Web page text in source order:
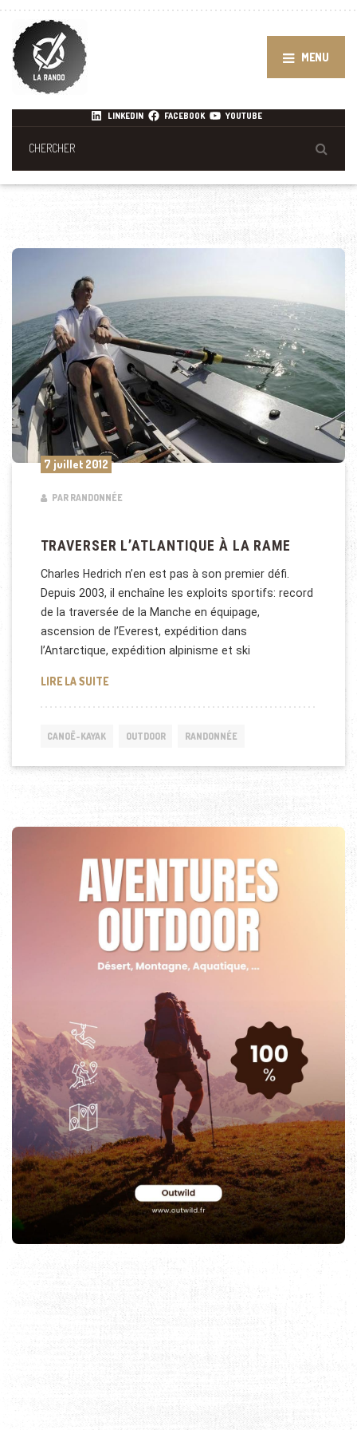
MENU
LINKEDIN FACEBOOK YOUTUBE
7 juillet 2012
PAR RANDONNÉE
TRAVERSER L’ATLANTIQUE À LA RAME
Charles Hedrich n’en est pas à son premier défi.
Depuis 2003, il enchaîne les exploits sportifs: record
de la traversée de la Manche en équipage,
ascension de l’Everest, expédition dans
l’Antarctique, expédition alpinisme et ski
LIRE LA SUITETRAVERSER L’ATLANTIQUE À LA RAME
CANOË-KAYAK OUTDOOR RANDONNÉE